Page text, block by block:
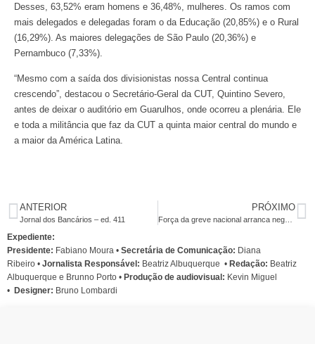
Desses, 63,52% eram homens e 36,48%, mulheres. Os ramos com
mais delegados e delegadas foram o da Educação (20,85%) e o Rural
(16,29%). As maiores delegações de São Paulo (20,36%) e
Pernambuco (7,33%).
“Mesmo com a saída dos divisionistas nossa Central continua
crescendo”, destacou o Secretário-Geral da CUT, Quintino Severo,
antes de deixar o auditório em Guarulhos, onde ocorreu a plenária. Ele
e toda a militância que faz da CUT a quinta maior central do mundo e
a maior da América Latina.
ANTERIOR
Jornal dos Bancários – ed. 411
PRÓXIMO
Força da greve nacional arranca negociação com Fenaban nesta quinta
Expediente:
Presidente: Fabiano Moura • Secretária de Comunicação: Diana
Ribeiro • Jornalista Responsável: Beatriz Albuquerque • Redação: Beatriz
Albuquerque e Brunno Porto • Produção de audiovisual: Kevin Miguel
• Designer: Bruno Lombardi